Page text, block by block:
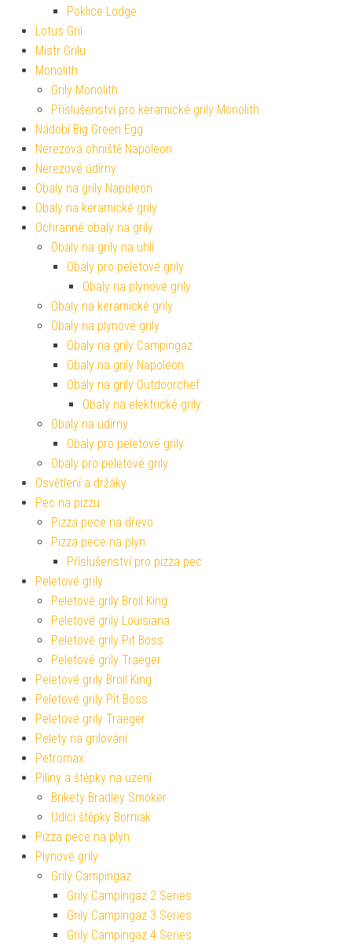
Poklice Lodge
Lotus Gril
Mistr Grilu
Monolith
Grily Monolith
Příslušenství pro keramické grily Monolith
Nádobí Big Green Egg
Nerezová ohniště Napoleon
Nerezové udírny
Obaly na grily Napoleon
Obaly na keramické grily
Ochranné obaly na grily
Obaly na grily na uhlí
Obaly pro peletové grily
Obaly na plynové grily
Obaly na keramické grily
Obaly na plynové grily
Obaly na grily Campingaz
Obaly na grily Napoleon
Obaly na grily Outdoorchef
Obaly na elektrické grily
Obaly na udírny
Obaly pro peletové grily
Obaly pro peletové grily
Osvětlení a držáky
Pec na pizzu
Pizza pece na dřevo
Pizza pece na plyn
Příslušenství pro pizza pec
Peletové grily
Peletové grily Broil King
Peletové grily Louisiana
Peletové grily Pit Boss
Peletové grily Traeger
Peletové grily Broil King
Peletové grily Pit Boss
Peletové grily Traeger
Pelety na grilování
Petromax
Piliny a štěpky na uzení
Brikety Bradley Smoker
Udící štěpky Borniak
Pizza pece na plyn
Plynové grily
Grily Campingaz
Grily Campingaz 2 Series
Grily Campingaz 3 Series
Grily Campingaz 4 Series